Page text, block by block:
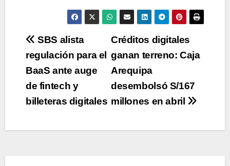
Navegación
de
entradas
Créditos digitales
ganan terreno: Caja
Arequipa
desembolsó S/167
millones en abril
SBS alista
regulación para el
BaaS ante auge
de fintech y
billeteras digitales